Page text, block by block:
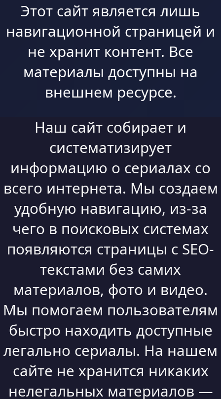
Этот сайт является лишь
навигационной страницей и
не хранит контент. Все
материалы доступны на
внешнем ресурсе.
Наш сайт собирает и
систематизирует
информацию о сериалах со
всего интернета. Мы создаем
удобную навигацию, из-за
чего в поисковых системах
появляются страницы с SEO-
текстами без самих
материалов, фото и видео.
Мы помогаем пользователям
быстро находить доступные
легально сериалы. На нашем
сайте не хранится никаких
нелегальных материалов —